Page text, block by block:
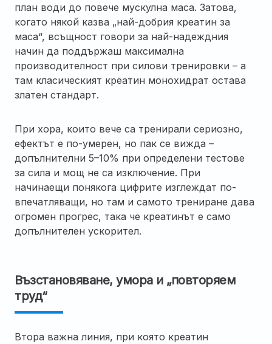
план води до повече мускулна маса. Затова,
когато някой казва „най-добрия креатин за
маса“, всъщност говори за най-надеждния
начин да поддържаш максимална
производителност при силови тренировки – а
там класическият креатин монохидрат остава
златен стандарт.
При хора, които вече са тренирали сериозно,
ефектът е по-умерен, но пак се вижда –
допълнителни 5–10% при определени тестове
за сила и мощ не са изключение. При
начинаещи понякога цифрите изглеждат по-
впечатляващи, но там и самото трениране дава
огромен прогрес, така че креатинът е само
допълнителен ускорител.
Възстановяване, умора и „повторяем
труд“
Втора важна линия, при която креатин